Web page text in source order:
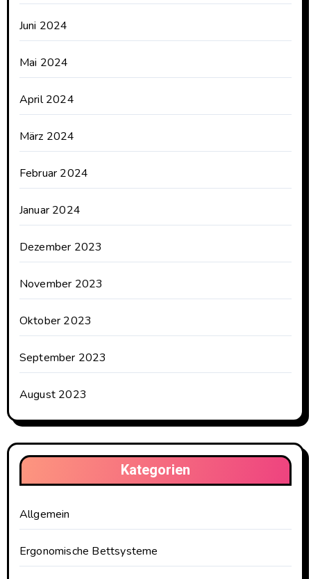
Juni 2024
Mai 2024
April 2024
März 2024
Februar 2024
Januar 2024
Dezember 2023
November 2023
Oktober 2023
September 2023
August 2023
Kategorien
Allgemein
Ergonomische Bettsysteme